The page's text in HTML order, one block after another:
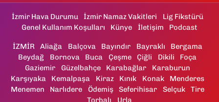
İzmir Hava Durumu İzmir Namaz Vakitleri
Lig Fikstürü
Genel Kullanım Koşulları
Künye İletişim Podcast
İZMİR Aliağa Balçova Bayındır Bayraklı
Bergama
Beydağ
Bornova Buca Çeşme Çiğli Dikili
Foça
Gaziemir
Güzelbahçe Karabağlar
Karaburun
Karşıyaka
Kemalpaşa Kiraz Kınık Konak
Menderes
Menemen
Narlıdere Ödemiş Seferihisar Selçuk
Tire
Torbalı
Urla